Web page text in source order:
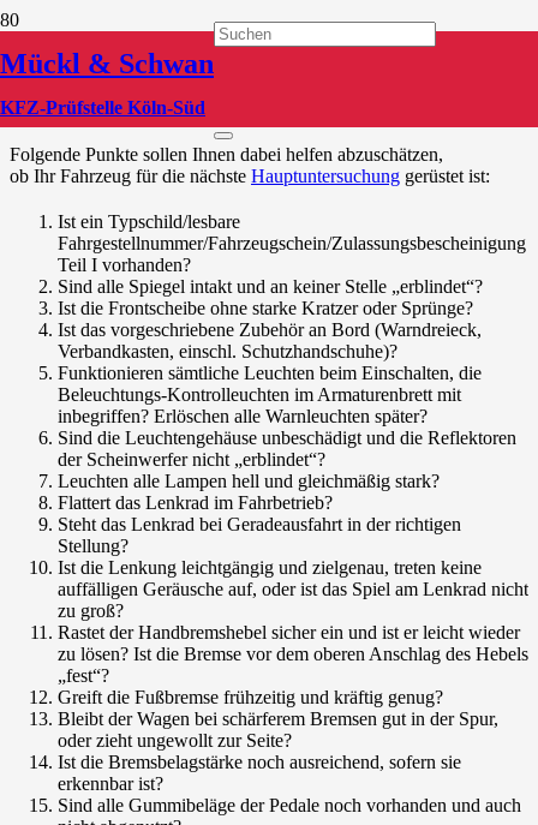
Mückl & Schwan
KFZ-Prüfstelle Köln-Süd
HU Checkliste
Checkliste für die Hauptuntersuchung
Folgende Punkte sollen Ihnen dabei helfen abzuschätzen,
ob Ihr Fahrzeug für die nächste Hauptuntersuchung gerüstet ist:
Ist ein Typschild/lesbare
Fahrgestellnummer/Fahrzeugschein/Zulassungsbescheinigung
Teil I vorhanden?
Sind alle Spiegel intakt und an keiner Stelle „erblindet“?
Ist die Frontscheibe ohne starke Kratzer oder Sprünge?
Ist das vorgeschriebene Zubehör an Bord (Warndreieck,
Verbandkasten, einschl. Schutzhandschuhe)?
Funktionieren sämtliche Leuchten beim Einschalten, die
Beleuchtungs-Kontrolleuchten im Armaturenbrett mit
inbegriffen? Erlöschen alle Warnleuchten später?
Sind die Leuchtengehäuse unbeschädigt und die Reflektoren
der Scheinwerfer nicht „erblindet“?
Leuchten alle Lampen hell und gleichmäßig stark?
Flattert das Lenkrad im Fahrbetrieb?
Steht das Lenkrad bei Geradeausfahrt in der richtigen
Stellung?
Ist die Lenkung leichtgängig und zielgenau, treten keine
auffälligen Geräusche auf, oder ist das Spiel am Lenkrad nicht
zu groß?
Rastet der Handbremshebel sicher ein und ist er leicht wieder
zu lösen? Ist die Bremse vor dem oberen Anschlag des Hebels
„fest“?
Greift die Fußbremse frühzeitig und kräftig genug?
Bleibt der Wagen bei schärferem Bremsen gut in der Spur,
oder zieht ungewollt zur Seite?
Ist die Bremsbelagstärke noch ausreichend, sofern sie
erkennbar ist?
Sind alle Gummibeläge der Pedale noch vorhanden und auch